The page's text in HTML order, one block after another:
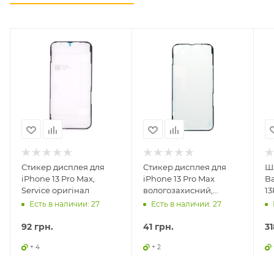
Стикер дисплея для
iPhone 13 Pro Max,
Service оригінал
Есть в наличии: 27
92 грн.
+ 4
Стикер дисплея для
iPhone 13 Pro Max
вологозахисний,
оригінал
Есть в наличии: 27
41 грн.
+ 2